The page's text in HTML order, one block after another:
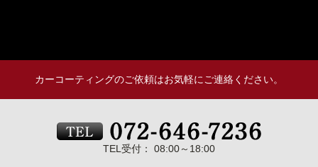
カーコーティングのご依頼はお気軽にご連絡ください。
TEL受付： 08:00～18:00